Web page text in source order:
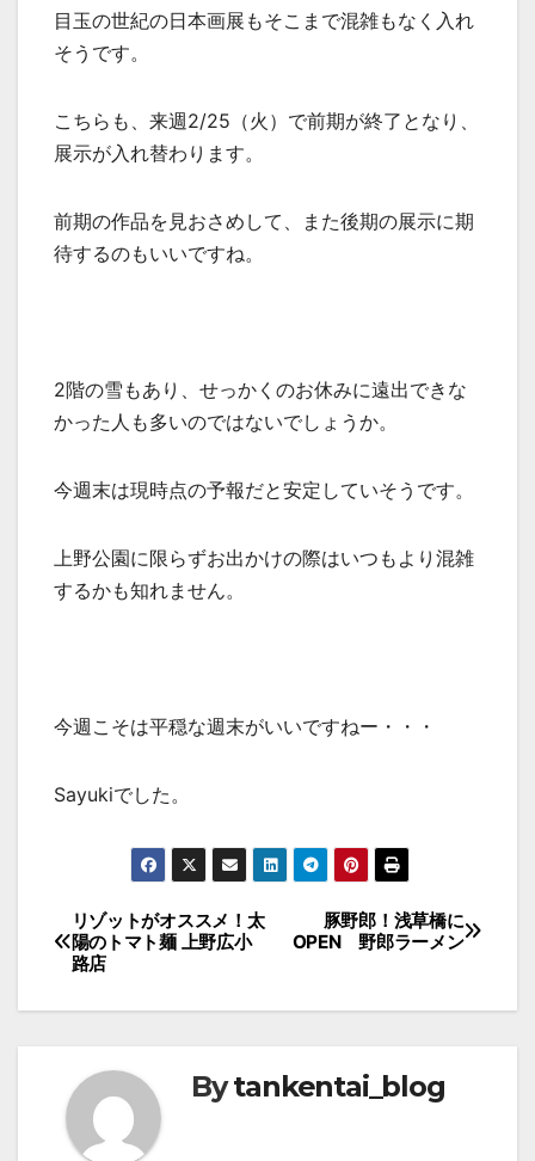
目玉の世紀の日本画展もそこまで混雑もなく入れ
そうです。
こちらも、来週2/25（火）で前期が終了となり、
展示が入れ替わります。
前期の作品を見おさめして、また後期の展示に期
待するのもいいですね。
2階の雪もあり、せっかくのお休みに遠出できな
かった人も多いのではないでしょうか。
今週末は現時点の予報だと安定していそうです。
上野公園に限らずお出かけの際はいつもより混雑
するかも知れません。
今週こそは平穏な週末がいいですねー・・・
Sayukiでした。
投
稿
ー
シ
豚野郎！浅草橋に
OPEN 野郎ラーメン
リゾットがオススメ！太
陽のトマト麺 上野広小
路店
Bytankentai_blog